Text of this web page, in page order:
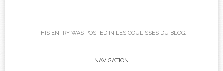
THIS ENTRY WAS POSTED IN LES COULISSES DU BLOG.
NAVIGATION